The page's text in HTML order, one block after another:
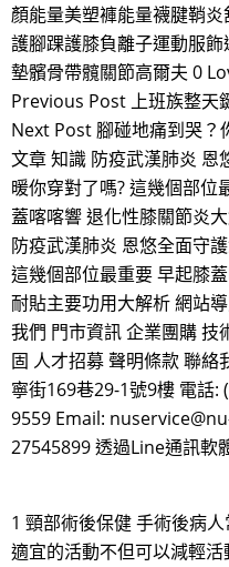
顏能量美塑褲能量襪腱鞘
護腳踝護膝負離子運動服
墊髕骨帶髖關節高爾夫 0
Previous Post 上班族整天
Next Post 腳碰地痛到哭？
文章 知識 防疫武漢肺炎 恩
暖你穿對了嗎? 這幾個部位
蓋喀喀響 退化性膝關節炎
防疫武漢肺炎 恩悠全面守
這幾個部位最重要 早起膝
耐貼主要功用大解析 網站
我們 門市資訊 企業團購 技
固 人才招募 聲明條款 聯
寧街169巷29-1號9樓 電話:
9559 Email:
27545899 透過Line通訊軟
1 頸部術後保健 手術後病
適宜的活動不但可以減輕活